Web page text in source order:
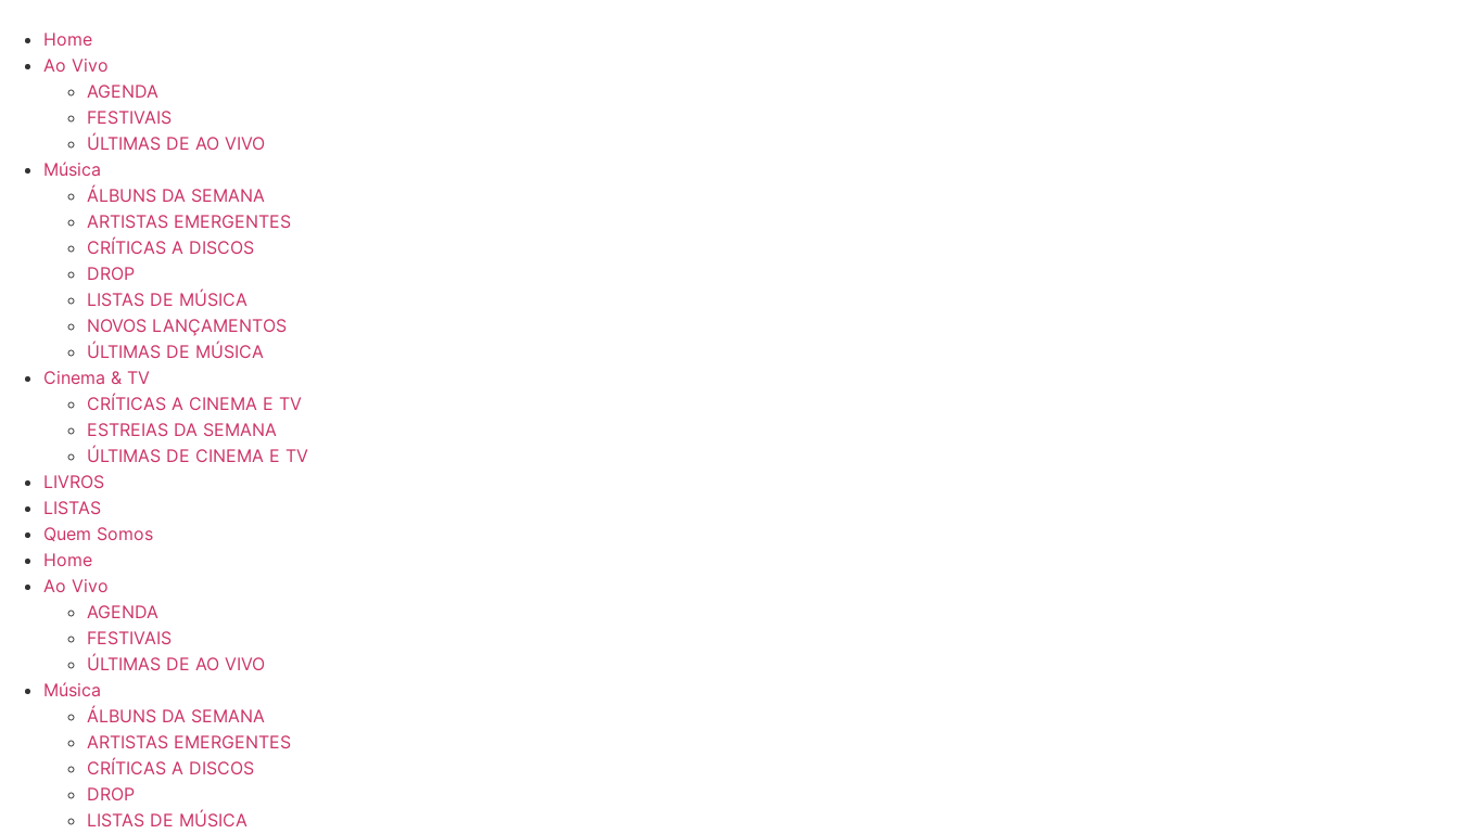
para
conteúdo
Home
Ao Vivo
AGENDA
FESTIVAIS
ÚLTIMAS DE AO VIVO
Música
ÁLBUNS DA SEMANA
ARTISTAS EMERGENTES
CRÍTICAS A DISCOS
DROP
LISTAS DE MÚSICA
NOVOS LANÇAMENTOS
ÚLTIMAS DE MÚSICA
Cinema & TV
CRÍTICAS A CINEMA E TV
ESTREIAS DA SEMANA
ÚLTIMAS DE CINEMA E TV
LIVROS
LISTAS
Quem Somos
Home
Ao Vivo
AGENDA
FESTIVAIS
ÚLTIMAS DE AO VIVO
Música
ÁLBUNS DA SEMANA
ARTISTAS EMERGENTES
CRÍTICAS A DISCOS
DROP
LISTAS DE MÚSICA